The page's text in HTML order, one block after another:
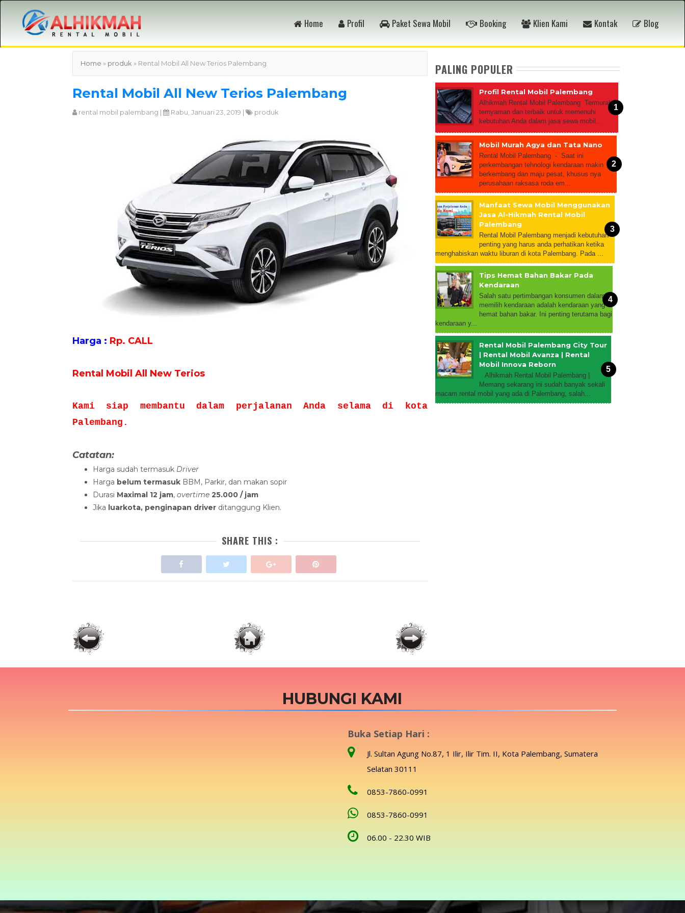
Home Profil Paket Sewa Mobil Booking Klien Kami Kontak Blog
Home » produk » Rental Mobil All New Terios Palembang
Rental Mobil All New Terios Palembang
rental mobil palembang | Rabu, Januari 23, 2019 | produk
Harga : Rp. CALL
Rental Mobil All New Terios
Kami siap membantu dalam perjalanan Anda selama di kota
Palembang.
Catatan:
Harga sudah termasuk Driver
Harga belum termasuk BBM, Parkir, dan makan sopir
Durasi Maximal 12 jam, overtime 25.000 / jam
Jika luarkota, penginapan driver ditanggung Klien.
SHARE THIS :
PALING POPULER
Profil Rental Mobil Palembang
Alhikmah Rental Mobil Palembang Termurah,
ternyaman dan terbaik untuk memenuhi
kebutuhan Anda dalam jasa sewa mobil...
Mobil Murah Agya dan Tata Nano
Rental Mobil Palembang - Saat ini
perkembangan tehnologi kendaraan makin
berkembang dan maju pesat, khusus nya
perusahaan raksasa roda em...
Manfaat Sewa Mobil Menggunakan
Jasa Al-Hikmah Rental Mobil
Palembang
Rental Mobil Palembang menjadi kebutuhan
penting yang harus anda perhatikan ketika
menghabiskan waktu liburan di kota Palembang. Pada ...
Tips Hemat Bahan Bakar Pada
Kendaraan
Salah satu pertimbangan konsumen dalam
memilih kendaraan adalah kendaraan yang
hemat bahan bakar. Ini penting terutama bagi
kendaraan y...
Rental Mobil Palembang City Tour
| Rental Mobil Avanza | Rental
Mobil Innova Reborn
Alhikmah Rental Mobil Palembang |
Memang sekarang ini sudah banyak sekali
macam rental mobil yang ada di Palembang, salah...
HUBUNGI KAMI
Buka Setiap Hari :
Jl. Sultan Agung No.87, 1 Ilir, Ilir Tim. II, Kota Palembang, Sumatera
Selatan 30111
0853-7860-0991
0853-7860-0991
06.00 - 22.30 WIB